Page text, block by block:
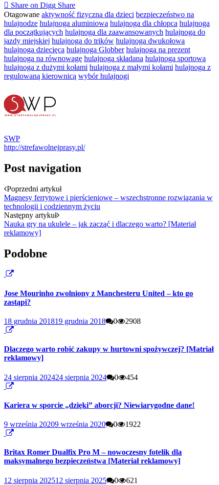
Share on Digg Share
Otagowane aktywność fizyczna dla dzieci bezpieczeństwo na
hulajnodze hulajnoga aluminiowa hulajnoga dla chłopca hulajnoga
dla początkujących hulajnoga dla zaawansowanych hulajnoga do
jazdy miejskiej hulajnoga do trików hulajnoga dwukołowa
hulajnoga dziecięca hulajnoga Globber hulajnoga na prezent
hulajnoga na równowagę hulajnoga składana hulajnoga sportowa
hulajnoga z dużymi kołami hulajnoga z małymi kołami hulajnoga z
regulowaną kierownicą wybór hulajnogi
SWP
http://strefawolnejprasy.pl/
Post navigation
Poprzedni artykuł
Magnesy ferrytowe i pierścieniowe – wszechstronne rozwiązania w
technologii i codziennym życiu
Następny artykuł
Nauka gry na ukulele – jak zacząć i dlaczego warto? [Materiał
reklamowy]
Podobne
Jose Mourinho zwolniony z Manchesteru United – kto go
zastąpi?
18 grudnia 201819 grudnia 2018 0 2908
Dlaczego warto robić zakupy w hurtowni spożywczej? [Matriał
reklamowy]
24 sierpnia 202424 sierpnia 2024 0 454
Kariera w sporcie „dzięki” aborcji? Niewiarygodne dane!
9 września 20209 września 2020 0 1922
Britax Romer Dualfix Pro M – nowoczesny fotelik dla
maksymalnego bezpieczeństwa [Materiał reklamowy]
12 sierpnia 202512 sierpnia 2025 0 621